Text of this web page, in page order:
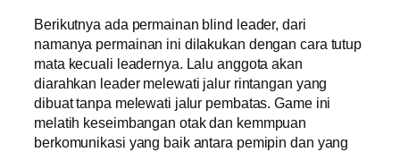
Berikutnya ada permainan blind leader, dari
namanya permainan ini dilakukan dengan cara tutup
mata kecuali leadernya. Lalu anggota akan
diarahkan leader melewati jalur rintangan yang
dibuat tanpa melewati jalur pembatas. Game ini
melatih keseimbangan otak dan kemmpuan
berkomunikasi yang baik antara pemipin dan yang